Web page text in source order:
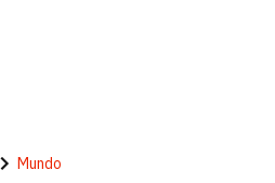
Mundo